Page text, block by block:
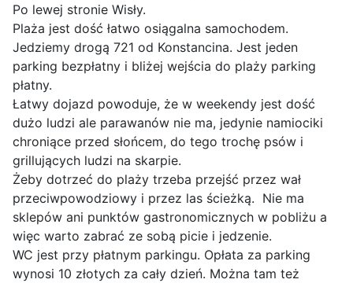
Po lewej stronie Wisły.
Plaża jest dość łatwo osiągalna samochodem.
Jedziemy drogą 721 od Konstancina. Jest jeden
parking bezpłatny i bliżej wejścia do plaży parking
płatny.
Łatwy dojazd powoduje, że w weekendy jest dość
dużo ludzi ale parawanów nie ma, jedynie namiociki
chroniące przed słońcem, do tego trochę psów i
grillujących ludzi na skarpie.
Żeby dotrzeć do plaży trzeba przejść przez wał
przeciwpowodziowy i przez las ścieżką. Nie ma
sklepów ani punktów gastronomicznych w pobliżu a
więc warto zabrać ze sobą picie i jedzenie.
WC jest przy płatnym parkingu. Opłata za parking
wynosi 10 złotych za cały dzień. Można tam też